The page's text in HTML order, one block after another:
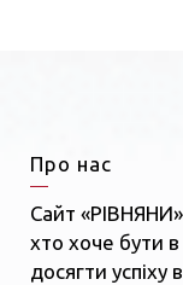
Про нас
Сайт
хто хоче бути в
досягти